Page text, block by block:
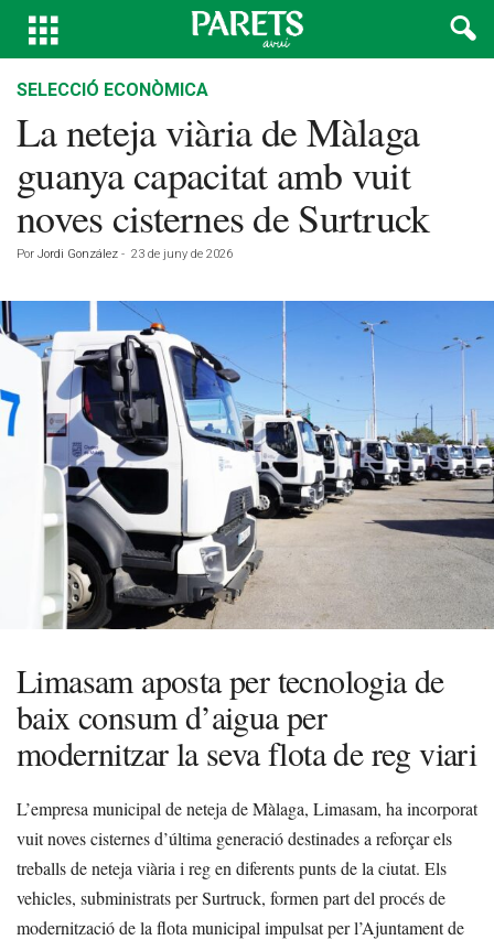
SELECCIÓ ECONÒMICA
La neteja viària de Màlaga
guanya capacitat amb vuit
noves cisternes de Surtruck
Por Jordi González - 23 de juny de 2026
Limasam aposta per tecnologia de
baix consum d’aigua per
modernitzar la seva flota de reg viari
L’empresa municipal de neteja de Màlaga, Limasam, ha incorporat
vuit noves cisternes d’última generació destinades a reforçar els
treballs de neteja viària i reg en diferents punts de la ciutat. Els
vehicles, subministrats per Surtruck, formen part del procés de
modernització de la flota municipal impulsat per l’Ajuntament de